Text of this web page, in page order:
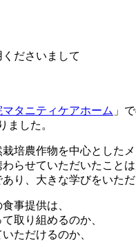
ださいまして
タニティケアホーム 」
ました。
培農作物を中心とした
らせていただいたことは
り、大きな学びをいただ
事提供は、
取り組めるのか、
ただけるのか、